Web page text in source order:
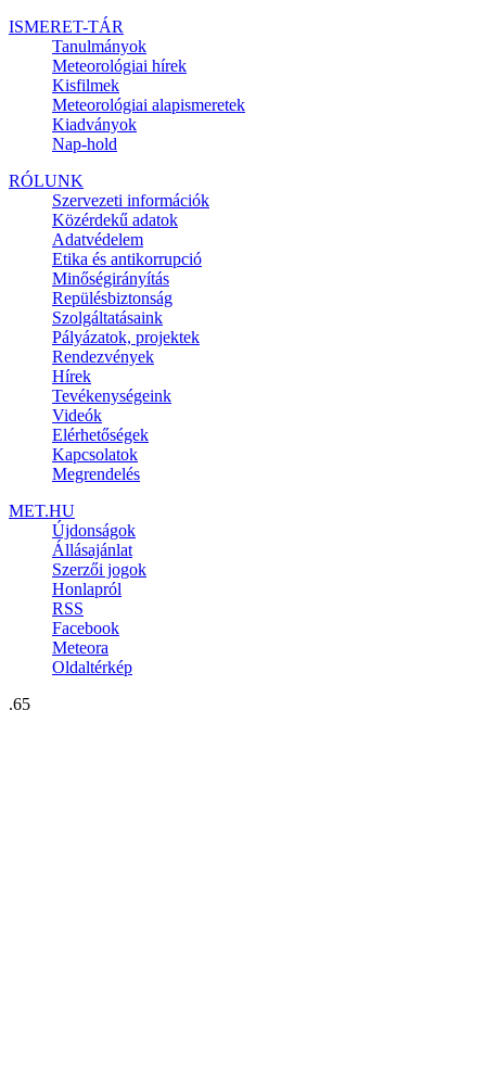
ISMERET-TÁR
Tanulmányok
Meteorológiai hírek
Kisfilmek
Meteorológiai alapismeretek
Kiadványok
Nap-hold
RÓLUNK
Szervezeti információk
Közérdekű adatok
Adatvédelem
Etika és antikorrupció
Minőségirányítás
Repülésbiztonság
Szolgáltatásaink
Pályázatok, projektek
Rendezvények
Hírek
Tevékenységeink
Videók
Elérhetőségek
Kapcsolatok
Megrendelés
MET.HU
Újdonságok
Állásajánlat
Szerzői jogok
Honlapról
RSS
Facebook
Meteora
Oldaltérkép
.65